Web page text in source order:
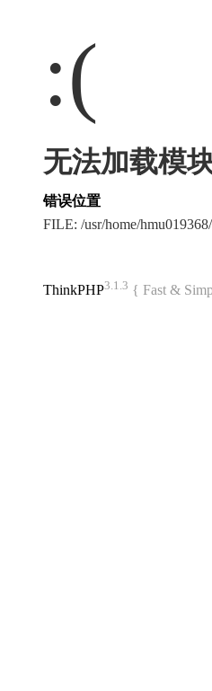
:(
无法加载模
错误位置
FILE: /usr/home/
ThinkPHP3.1.3 { Fast &